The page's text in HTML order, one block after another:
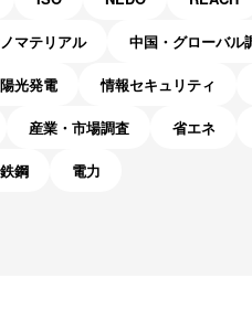
マテリアル 中国・グローバル
光発電 情報セキュリティ
産業・市場調査 省エネ
鉄鋼 電力